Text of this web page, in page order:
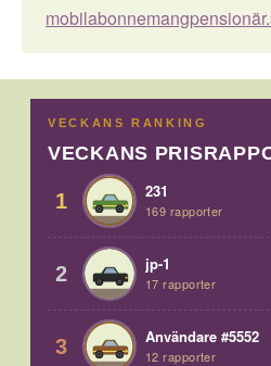
VECKANS RANKING
VECKANS
1 231
169 rapporter
2 jp-1
17 rapporter
3 Användare #5552
12 rapporter